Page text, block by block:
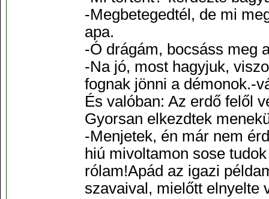
-Megbetegedtél, de mi
apa.
-Ó drágám, bocsáss meg
-Na jó, most hagyjuk,
fognak jönni a démonok.-
És valóban: Az erdő felől
Gyorsan elkezdtek
-Menjetek, én már nem
hiú mivoltamon sose
rólam!Apád az igazi
szavaival, mielőtt elnyelte